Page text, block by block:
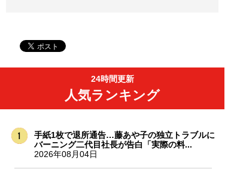
24時間更新
人気ランキング
手紙1枚で退所通告…藤あや子の独立トラブルに
バーニング二代目社長が告白「実際の料...
2026年08月04日